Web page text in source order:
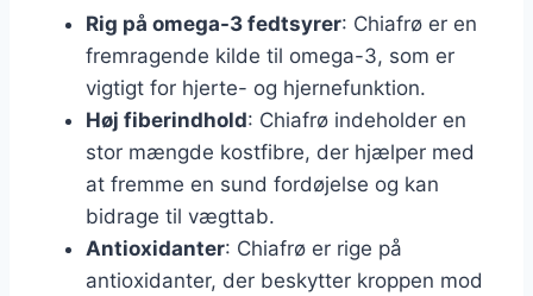
Rig på omega-3 fedtsyrer: Chiafrø er en
fremragende kilde til omega-3, som er
vigtigt for hjerte- og hjernefunktion.
Høj fiberindhold: Chiafrø indeholder en
stor mængde kostfibre, der hjælper med
at fremme en sund fordøjelse og kan
bidrage til vægttab.
Antioxidanter: Chiafrø er rige på
antioxidanter, der beskytter kroppen mod